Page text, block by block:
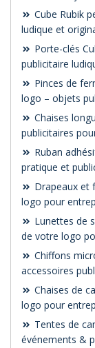
Cube Rubik
ludique et
Porte-clés
publicitaire
Pinces de
logo – objets
Chaises
publicitaires
Ruban
pratique et
Drapeaux et
logo pour
Lunettes de
de votre logo
Chiffons
accessoires
Chaises de
logo pour
Tentes de
événements &